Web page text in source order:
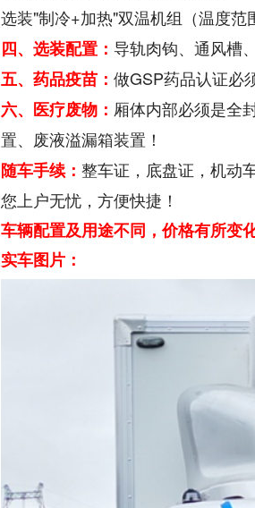
选装"制冷+加热"双温机组（温度
四、选装配置： 导轨肉钩、通风槽
五、药品疫苗： 做GSP药品认证必
六、医疗废物： 厢体内部必须是全
置、废液溢漏箱装置！
随车手续： 整车证，底盘证，机动
您上户无忧，方便快捷！
车辆配置及用途不同，价格有所变
实车图片：